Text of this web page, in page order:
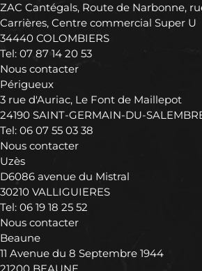
ZAC Cantégals, Route de Narbonne,
Carrières, Centre commercial Super U
34440 COLOMBIERS
Tel: 07 87 14 20 53
Nous contacter
Périgueux
3 rue d'Auriac, Le Font de Maillepot
24190 SAINT-GERMAIN-DU-
Tel: 06 07 55 03 38
Nous contacter
Uzès
D6086 avenue du Mistral
30210 VALLIGUIERES
Tel: 06 19 18 25 52
Nous contacter
Beaune
11 Avenue du 8 Septembre 1944